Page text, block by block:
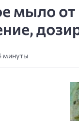
мыло от
минуты